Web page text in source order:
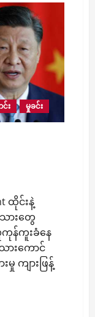
း မှုခင်း
ထိုင်းနဲ့
ားတွေ
ကုန်ကူးခံနေ
းကောင်
ကျားဖြန့်